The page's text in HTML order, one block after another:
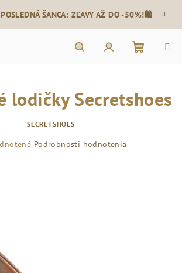
ŠANCA: ZĽAVY AŽ DO -50%!🛍️
košík
lodičky Secretshoes
SECRETSHOES
Podrobnosti hodnotenia